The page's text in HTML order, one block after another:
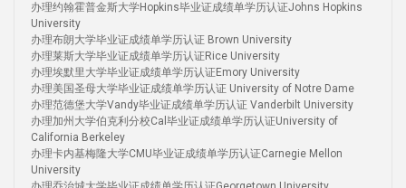
办理约翰霍普金斯大学Hopkins毕业证成绩单学历认证Johns Hopkins
University
办理布朗大学毕业证成绩单学历认证 Brown University
办理莱斯大学毕业证成绩单学历认证Rice University
办理埃默里大学毕业证成绩单学历认证Emory University
办理美国圣母大学毕业证成绩单学历认证 University of Notre Dame
办理范德堡大学Vandy毕业证成绩单学历认证 Vanderbilt University
办理加州大学伯克利分校Cal毕业证成绩单学历认证University of
California Berkeley
办理卡内基梅隆大学CMU毕业证成绩单学历认证Carnegie Mellon
University